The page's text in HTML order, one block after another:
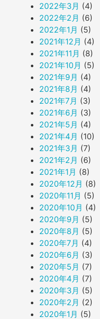
2022年3月 (4)
2022年2月 (6)
2022年1月 (5)
2021年12月 (4)
2021年11月 (8)
2021年10月 (5)
2021年9月 (4)
2021年8月 (4)
2021年7月 (3)
2021年6月 (3)
2021年5月 (4)
2021年4月 (10)
2021年3月 (7)
2021年2月 (6)
2021年1月 (8)
2020年12月 (8)
2020年11月 (5)
2020年10月 (4)
2020年9月 (5)
2020年8月 (5)
2020年7月 (4)
2020年6月 (3)
2020年5月 (7)
2020年4月 (7)
2020年3月 (5)
2020年2月 (2)
2020年1月 (5)